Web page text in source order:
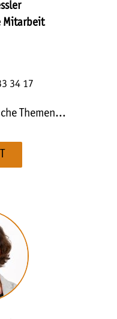
Mitarbeit
34 17
Themen…